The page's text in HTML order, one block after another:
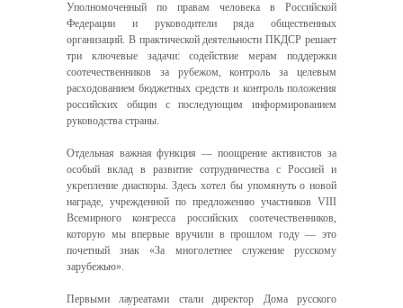
Уполномоченный по правам человека в Российской
Федерации и руководители ряда общественных
организаций. В практической деятельности ПКДСР решает
три ключевые задачи: содействие мерам поддержки
соотечественников за рубежом, контроль за целевым
расходованием бюджетных средств и контроль положения
российских общин с последующим информированием
руководства страны.
Отдельная важная функция — поощрение активистов за
особый вклад в развитие сотрудничества с Россией и
укрепление диаспоры. Здесь хотел бы упомянуть о новой
награде, учрежденной по предложению участников VIII
Всемирного конгресса российских соотечественников,
которую мы впервые вручили в прошлом году — это
почетный знак «За многолетнее служение русскому
зарубежью».
Первыми лауреатами стали директор Дома русского